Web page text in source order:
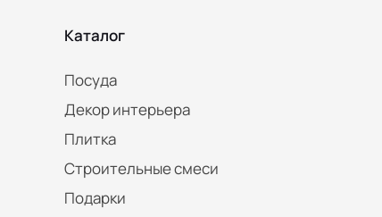
Каталог
Посуда
Декор интерьера
Плитка
Строительные смеси
Подарки